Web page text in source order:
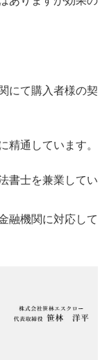
にて購入者様の契
精通しています。
書士を兼業してい
融機関に対応して